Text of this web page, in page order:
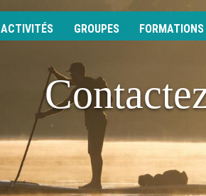
ACTIVITÉS GROUPES FORMATIONS